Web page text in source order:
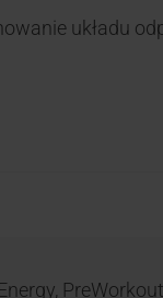
układu
Energy, PreWorkout